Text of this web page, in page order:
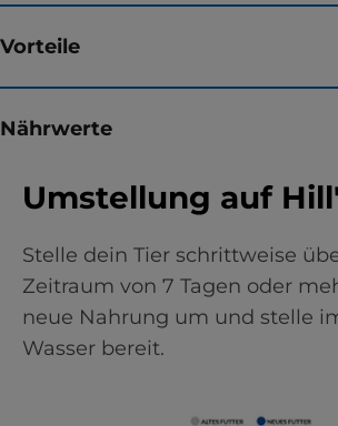
Vorteile
Nährwerte
Umstellung auf
Stelle dein Tier schrittweise
Zeitraum von 7 Tagen oder
neue Nahrung um und stelle
Wasser bereit.